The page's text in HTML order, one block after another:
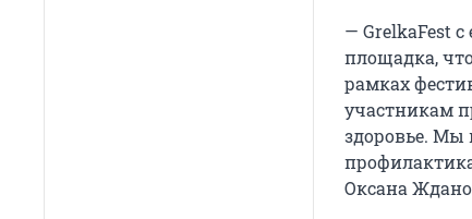
— GrelkaFest
площадка,
рамках
участникам
здоровье. Мы
Оксана